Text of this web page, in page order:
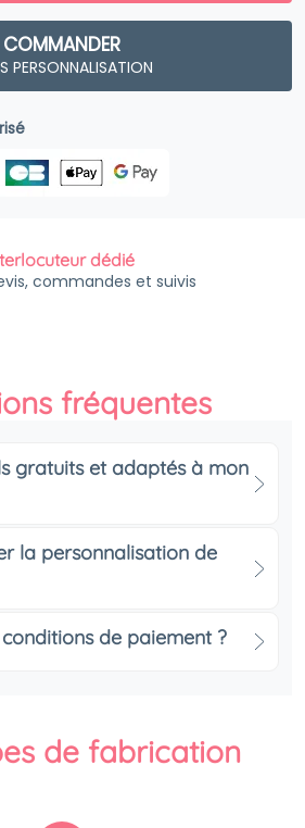
COMMANDER
PERSONNALISATION
dédié
commandes et suivis
fréquentes
gratuits et adaptés à mon
la personnalisation de
de paiement ?
de fabrication